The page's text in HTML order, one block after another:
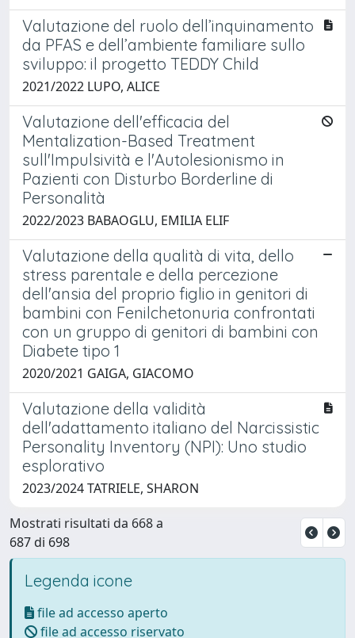
Valutazione del ruolo dell’inquinamento
da PFAS e dell’ambiente familiare sullo
sviluppo: il progetto TEDDY Child
2021/2022 LUPO, ALICE
Valutazione dell'efficacia del
Mentalization-Based Treatment
sull'Impulsività e l'Autolesionismo in
Pazienti con Disturbo Borderline di
Personalità
2022/2023 BABAOGLU, EMILIA ELIF
Valutazione della qualità di vita, dello
stress parentale e della percezione
dell'ansia del proprio figlio in genitori di
bambini con Fenilchetonuria confrontati
con un gruppo di genitori di bambini con
Diabete tipo 1
2020/2021 GAIGA, GIACOMO
Valutazione della validità
dell'adattamento italiano del Narcissistic
Personality Inventory (NPI): Uno studio
esplorativo
2023/2024 TATRIELE, SHARON
Mostrati risultati da 668 a
687 di 698
Legenda icone
file ad accesso aperto
file ad accesso riservato